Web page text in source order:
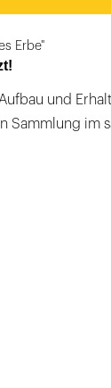
Erbe"
und
Sammlung im